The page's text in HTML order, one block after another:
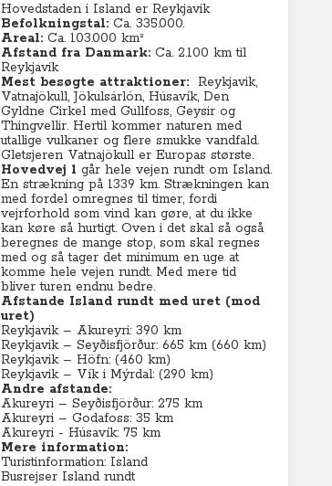
Hovedstaden i Island er Reykjavik
Befolkningstal: Ca. 335.000.
Areal: Ca. 103.000 km²
Afstand fra Danmark: Ca. 2.100 km til
Reykjavik
Mest besøgte attraktioner: Reykjavik,
Vatnajökull, Jökulsárlón, Húsavík, Den
Gyldne Cirkel med Gullfoss, Geysir og
Thingvellir. Hertil kommer naturen med
utallige vulkaner og flere smukke vandfald.
Gletsjeren Vatnajökull er Europas største.
Hovedvej 1går hele vejen rundt om Island.
En strækning på 1339 km. Strækningen kan
med fordel omregnes til timer, fordi
vejrforhold som vind kan gøre, at du ikke
kan køre så hurtigt. Oven i det skal så også
beregnes de mange stop, som skal regnes
med og så tager det minimum en uge at
komme hele vejen rundt. Med mere tid
bliver turen endnu bedre.
Afstande Island rundt med uret (mod
uret)
Reykjavik – Akureyri: 390 km
Reykjavik – Seyðisfjörður: 665 km (660 km)
Reykjavik – Höfn: (460 km)
Reykjavik – Vík i Mýrdal: (290 km)
Andre afstande:
Akureyri – Seyðisfjörður: 275 km
Akureyri – Godafoss: 35 km
Akureyri - Húsavík: 75 km
Mere information:
Turistinformation: Island
Busrejser Island rundt